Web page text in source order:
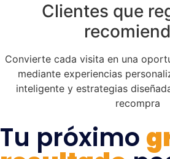
Clientes que
Convierte cada visita en una
mediante experiencias
inteligente y estrategias
recompra
Tu próximo